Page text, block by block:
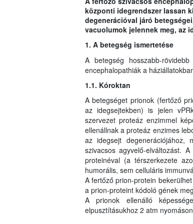
központi idegrendszer lassan
degenerációval járó
vacuolumok jelennek meg, az
1. A betegség ismertetése
A betegség hosszabb-
encephalopathiák a
1.1. Kóroktan
A betegséget prionok (fertőző
az idegsejtekben) is jelen
szervezet proteáz enzimmel
ellenállnak a proteáz enzimes
az idegsejt degenerációjához,
szivacsos agyvelő-elváltozást.
proteinéval (a térszerkezete
humorális, sem celluláris
A fertőző prion-protein
a prion-proteint kódoló gének
A prionok ellenálló
elpusztításukhoz 2 atm